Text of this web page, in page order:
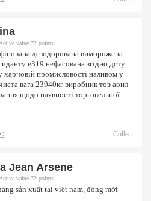
value 72 points
дезодорована виморожена
е319 нефасована згідно дсту
промисловості наливом у
вага 23940кг виробник тов аоил
щодо наявності торговельної
Collect
Jean Arsene
value 72 points
sản xuất tại việt nam, đóng mới